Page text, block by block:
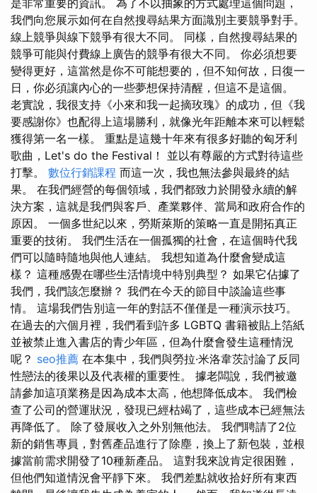
是非常重要的資訊。 為了不以抽象的方式處理這個問題，
我們向您展示如何在自然搜尋結果方面識別主要競爭對手。
線上競爭與線下競爭有很大不同。 同樣，自然搜尋結果的
競爭可能與付費線上廣告的競爭有很大不同。 你必須想要
變得更好，這當然是你不可能想要的，但不知何故，日復一
日，你必須讓內心的一些夢想保持清醒，但這不是這個。
老實說，我很支持《小來和我一起摘玫瑰》的成功，但《我
要感謝你》也配得上這場勝利，就像光年距離本來可以輕鬆
獲得第一名一樣。 重點是這幾十年來有很多好聽的匈牙利
歌曲，Let's do the Festival！ 並以有尊嚴的方式對待這些
打擊。 數位行銷課程 而這一次，我也無法參與最終的結
果。 在我們經營的每個領域，我們都致力於開發永續的解
決方案，這就是我們與客戶、產業夥伴、當局和政府合作的
原因。 一個多世紀以來，勞斯萊斯的策略一直是開拓真正
重要的技術。 我們生活在一個孤獨的社會，在這個時代我
們可以隨時隨地與他人連結。 我想知道為什麼會變成這
樣？ 這種感覺在哪些生活情境中特別典型？ 如果它佔據了
我們，我們該怎麼辦？ 我們在今天的節目中談論這些事
情。 這場我們告別這一年的對話不僅僅是一種演示技巧。
在過去的六個月裡，我們看到許多 LGBTQ 書籍被貼上箔紙
並被禁止進入書店的青少年區，但為什麼會發生這種情況
呢？ seo推薦 在本集中，我們與勞拉·米洛韋茨討論了反同
性戀法的後果以及代表權的重要性。 據老闆說，我們被邀
請參加這項業務是因為成本太高，他想降低成本。 我們檢
查了公司的營運狀況，發現已經枯竭了，這些成本已經無法
再降低了。 除了發展收入之外別無他法。 我們聘請了2位
新的銷售專員，對舊產品進行了除塵，換上了新包裝，並根
據當前需求開發了10種新產品。 這對我來說肯定很困難，
但他們知道情況會平靜下來。 我們差點就收拾好所有東西